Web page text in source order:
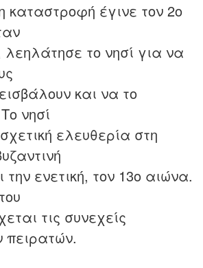
έγινε τον 2ο
λεηλάτησε το νησί για να
και να το
νησί
ελευθερία στη
την ενετική, τον 13ο αιώνα.
τις συνεχείς
πειρατών.